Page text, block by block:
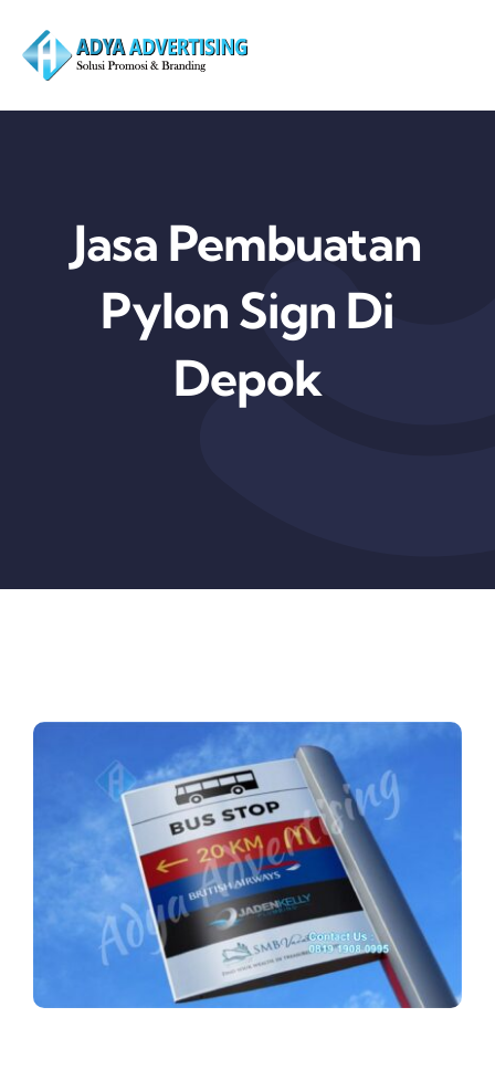
content
Jasa Pembuatan
Pylon Sign Di
Depok